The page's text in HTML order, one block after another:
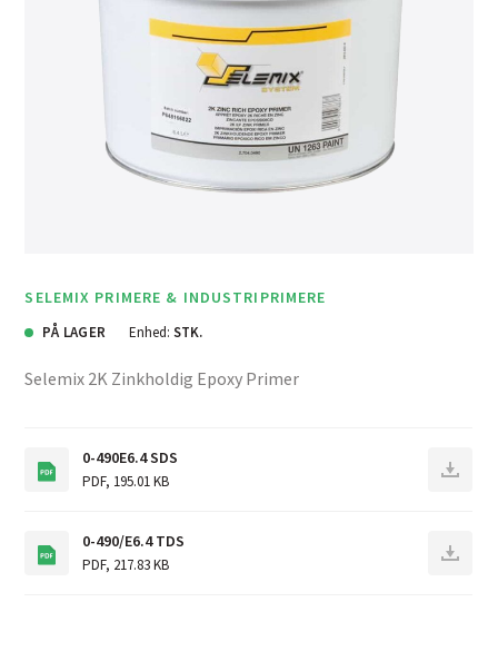
SELEMIX PRIMERE & INDUSTRIPRIMERE
PÅ LAGER Enhed: STK.
Selemix 2K Zinkholdig Epoxy Primer
0-490E6.4 SDS
PDF, 195.01 KB
0-490/E6.4 TDS
PDF, 217.83 KB